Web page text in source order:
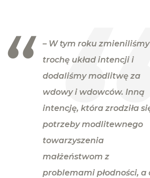
– W tym roku zmieniliśmy
trochę układ intencji i
dodaliśmy modlitwę za
wdowy i wdowców. Inną
intencję, która zrodziła
potrzeby modlitewnego
towarzyszenia
małżeństwom z
problemami płodności, a